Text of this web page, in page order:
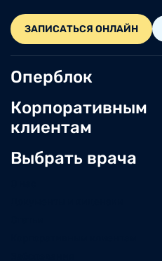
ЗАПИСАТЬСЯ ОНЛАЙН
Оперблок
Корпоративным
клиентам
Выбрать врача